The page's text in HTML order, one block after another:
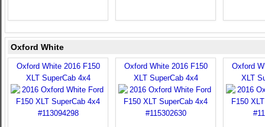
Oxford White
Oxford White 2016 F150
XLT SuperCab 4x4
Oxford White 2016 F150
XLT SuperCab 4x4
Oxford
XLT